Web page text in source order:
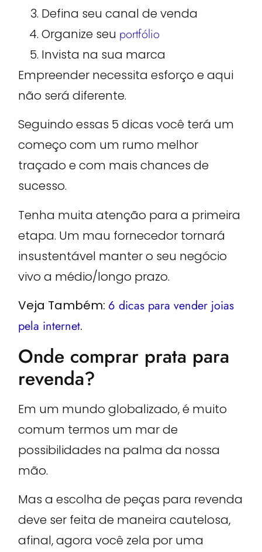
Defina seu canal de venda
Organize seu portfólio
Invista na sua marca
Empreender necessita esforço e aqui
não será diferente.
Seguindo essas 5 dicas você terá um
começo com um rumo melhor
traçado e com mais chances de
sucesso.
Tenha muita atenção para a primeira
etapa. Um mau fornecedor tornará
insustentável manter o seu negócio
vivo a médio/longo prazo.
Veja Também: 6 dicas para vender joias
pela internet.
Onde comprar prata para
revenda?
Em um mundo globalizado, é muito
comum termos um mar de
possibilidades na palma da nossa
mão.
Mas a escolha de peças para revenda
deve ser feita de maneira cautelosa,
afinal, agora você zela por uma